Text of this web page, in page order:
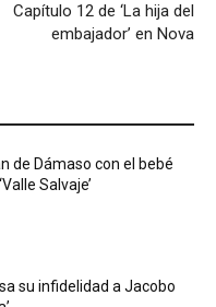
Capítulo 12 de ‘La hija del
embajador’ en Nova
de Dámaso con el bebé
Salvaje’
su infidelidad a Jacobo